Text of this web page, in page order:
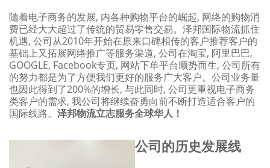
随着电子商务的发展, 内各种购物平台的崛起, 网络的购物消
费已经大大超过了传统的贸易零售交易。泽邦国际物流抓住
机遇, 公司从2010年开始在原来口碑相传的客户推荐客户的
基础上又拓展网络推广等服务渠道, 公司在淘宝, 阿里巴巴,
GOOGLE, Facebook专页, 网站下单平台顺势而生, 公司所有
的努力都是为了方便我们更好的服务广大客户。公司业务量
也因此得到了200%的增长, 与此同时, 公司更重视电子商务
类客户的需求, 我公司将继续奋勇向前不断打造适合客户的
国际线路。 泽邦物流立志服务全球华人！
公司的历史发展线